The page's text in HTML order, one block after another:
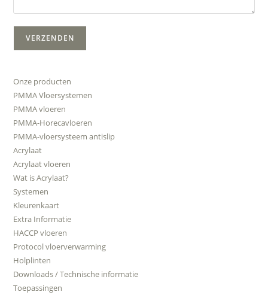
Onze producten
PMMA Vloersystemen
PMMA vloeren
PMMA-Horecavloeren
PMMA-vloersysteem antislip
Acrylaat
Acrylaat vloeren
Wat is Acrylaat?
Systemen
Kleurenkaart
Extra Informatie
HACCP vloeren
Protocol vloerverwarming
Holplinten
Downloads / Technische informatie
Toepassingen